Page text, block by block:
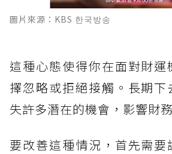
圖片來源：KBS 한국방송
這種心態使得你在面對財運
擇忽略或拒絕接觸。長期下
失許多潛在的機會，影響財
要改善這種情況，首先需要